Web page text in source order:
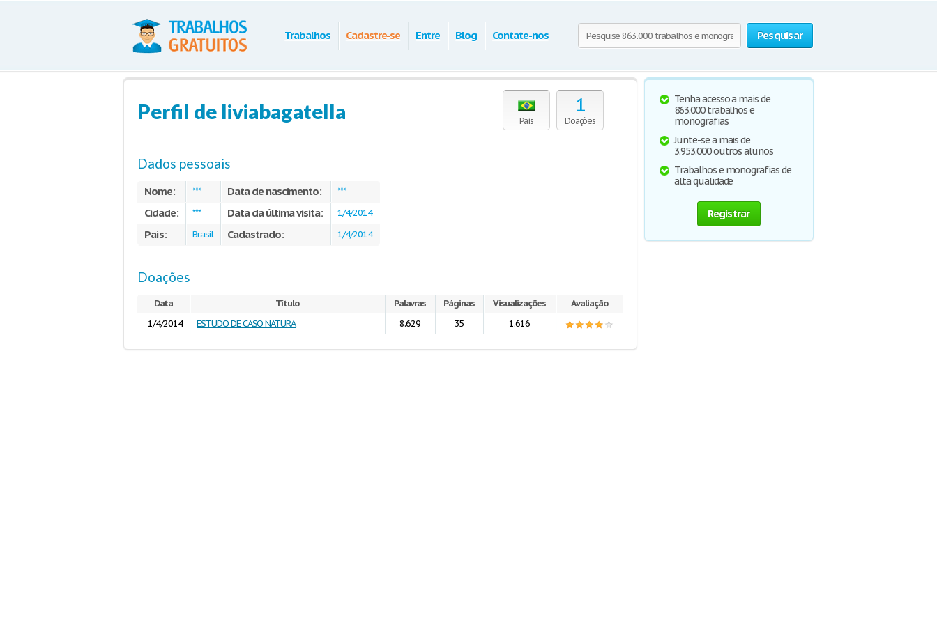
Pesquisar
Trabalhos Cadastre-se Entre Blog Contate-nos
País
1
Doações
Perfil de liviabagatella
Dados pessoais
Nome: *** Data de nascimento: ***
Cidade: *** Data da última visita: 1/4/2014
País: Brasil Cadastrado: 1/4/2014
Doações
Data Título Palavras Páginas Visualizações
Avaliação
1/4/2014
ESTUDO DE CASO NATURA 8.629 35 1.616
Tenha acesso a mais de
863.000 trabalhos e
monografias
Junte-se a mais de
3.953.000 outros alunos
Trabalhos e monografias de
alta qualidade
Registrar